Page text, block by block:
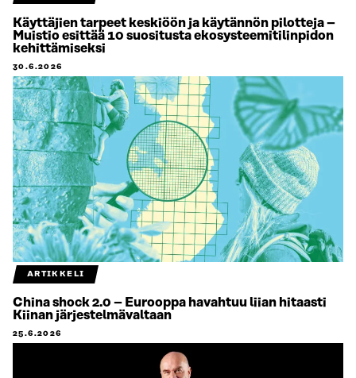
Käyttäjien tarpeet keskiöön ja käytännön pilotteja –
Muistio esittää 10 suositusta ekosysteemitilinpidon
kehittämiseksi
30.6.2026
ARTIKKELI
China shock 2.0 – Eurooppa havahtuu liian hitaasti
Kiinan järjestelmävaltaan
25.6.2026